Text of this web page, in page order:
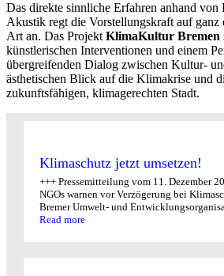
Das direkte sinnliche Erfahren anhand
Akustik regt die Vorstellungskraft auf ganz
Art an. Das Projekt KlimaKultur Bremen
künstlerischen Interventionen und einem
übergreifenden Dialog zwischen Kultur-
ästhetischen Blick auf die Klimakrise und
zukunftsfähigen, klimagerechten Stadt.
Klimaschutz jetzt umsetzen!
+++ Pressemitteilung vom 11. Dezember
NGOs warnen vor Verzögerung bei
Bremer Umwelt- und
Read more